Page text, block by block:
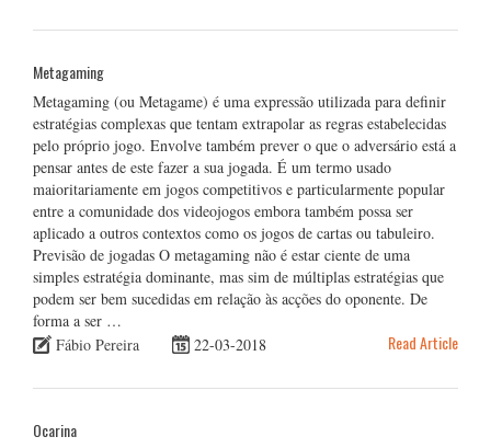
Metagaming
Metagaming (ou Metagame) é uma expressão utilizada para definir
estratégias complexas que tentam extrapolar as regras estabelecidas
pelo próprio jogo. Envolve também prever o que o adversário está a
pensar antes de este fazer a sua jogada. É um termo usado
maioritariamente em jogos competitivos e particularmente popular
entre a comunidade dos videojogos embora também possa ser
aplicado a outros contextos como os jogos de cartas ou tabuleiro.
Previsão de jogadas O metagaming não é estar ciente de uma
simples estratégia dominante, mas sim de múltiplas estratégias que
podem ser bem sucedidas em relação às acções do oponente. De
forma a ser …
Fábio Pereira
22-03-2018 Read Article
Ocarina